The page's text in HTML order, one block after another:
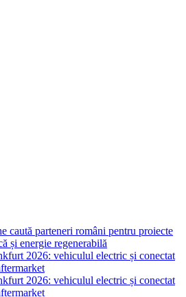
caută parteneri români pentru proiecte
și energie regenerabilă
2026: vehiculul electric și conectat
2026: vehiculul electric și conectat